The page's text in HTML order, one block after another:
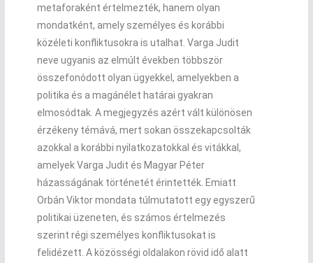
metaforaként értelmezték, hanem olyan
mondatként, amely személyes és korábbi
közéleti konfliktusokra is utalhat. Varga Judit
neve ugyanis az elmúlt években többször
összefonódott olyan ügyekkel, amelyekben a
politika és a magánélet határai gyakran
elmosódtak. A megjegyzés azért vált különösen
érzékeny témává, mert sokan összekapcsolták
azokkal a korábbi nyilatkozatokkal és vitákkal,
amelyek Varga Judit és Magyar Péter
házasságának történetét érintették. Emiatt
Orbán Viktor mondata túlmutatott egy egyszerű
politikai üzeneten, és számos értelmezés
szerint régi személyes konfliktusokat is
felidézett. A közösségi oldalakon rövid idő alatt